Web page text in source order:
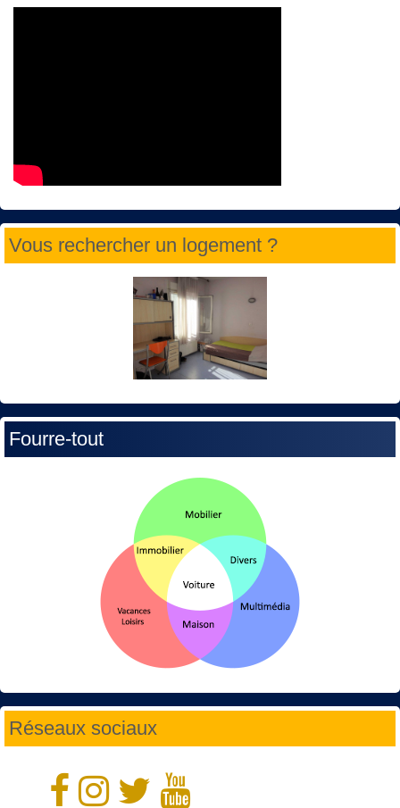
Vous rechercher un logement ?
Fourre-tout
Réseaux sociaux